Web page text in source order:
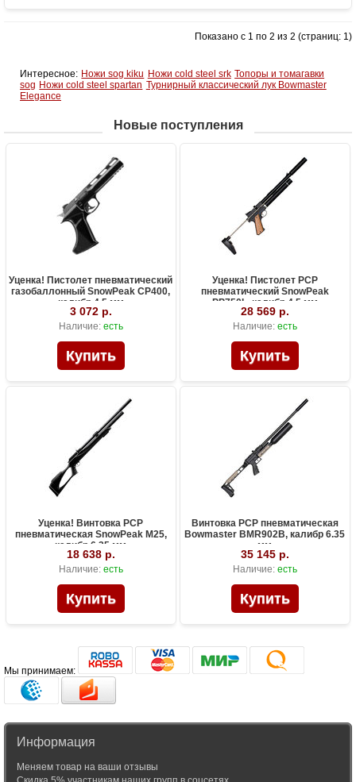
Длина (см)
90.1
Показано с 1 по 2 из 2 (страниц: 1)
Интересное: Ножи sog kiku Ножи cold steel srk Топоры и томагавки
sog Ножи cold steel spartan Турнирный классический лук Bowmaster
Elegance
Новые поступления
Уценка! Пистолет пневматический
газобаллонный SnowPeak CP400,
калибр 4.5 мм
3 072 р.
Наличие: есть
Уценка! Пистолет PCP
пневматический SnowPeak
PP750L, калибр 4.5 мм
28 569 р.
Наличие: есть
Уценка! Винтовка PCP
пневматическая SnowPeak M25,
калибр 6.35 мм
18 638 р.
Наличие: есть
Винтовка PCP пневматическая
Bowmaster BMR902B, калибр 6.35
мм
35 145 р.
Наличие: есть
Мы принимаем:
Информация
Меняем товар на ваши отзывы